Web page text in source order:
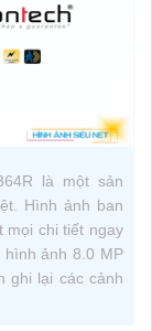
là một sản
Hình ảnh ban
mọi chi tiết ngay
ảnh 8.0 MP
ghi lại các cảnh